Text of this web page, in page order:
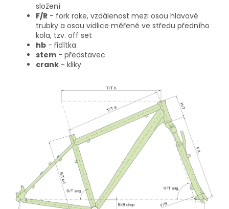
složení
F/R - fork rake, vzdálenost mezi osou hlavové
trubky a osou vidlice měřené ve středu předního
kola, tzv. off set
hb - řidítka
stem - představec
crank - kliky